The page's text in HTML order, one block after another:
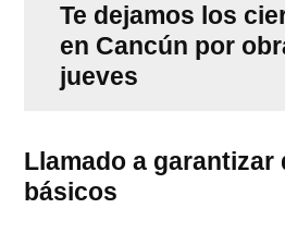
Te dejamos los
en Cancún por
jueves
Llamado a garantizar
básicos